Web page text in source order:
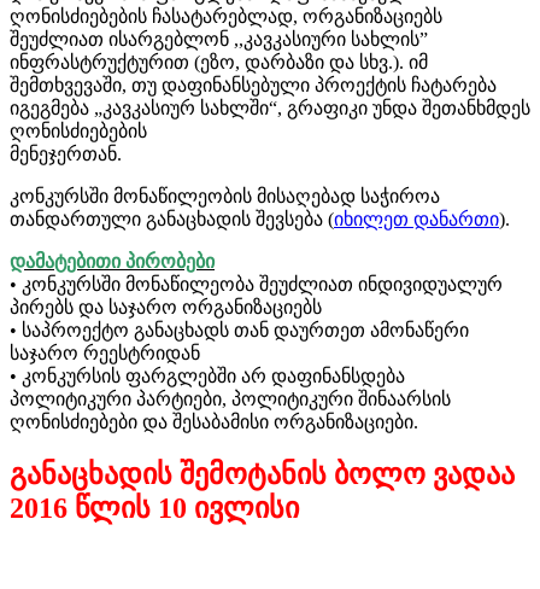
ღონისძიებების ჩასატარებლად, ორგანიზაციებს
შეუძლიათ ისარგებლონ ,,კავკასიური სახლის”
ინფრასტრუქტურით (ეზო, დარბაზი და სხვ.). იმ
შემთხვევაში, თუ დაფინანსებული პროექტის ჩატარება
იგეგმება „კავკასიურ სახლში“, გრაფიკი უნდა შეთანხმდეს
ღონისძიებების
მენეჯერთან.
კონკურსში მონაწილეობის მისაღებად საჭიროა
თანდართული განაცხადის შევსება (იხილეთ დანართი).
დამატებითი პირობები
• კონკურსში მონაწილეობა შეუძლიათ ინდივიდუალურ
პირებს და საჯარო ორგანიზაციებს
• საპროექტო განაცხადს თან დაურთეთ ამონაწერი
საჯარო რეესტრიდან
• კონკურსის ფარგლებში არ დაფინანსდება
პოლიტიკური პარტიები, პოლიტიკური შინაარსის
ღონისძიებები და შესაბამისი ორგანიზაციები.
განაცხადის შემოტანის ბოლო ვადაა
2016 წლის 10 ივლისი